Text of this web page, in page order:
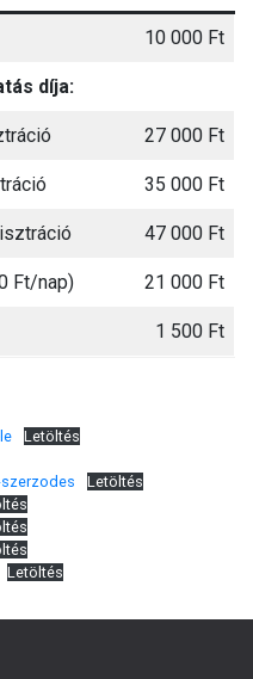
10 000 Ft
díja:
27 000 Ft
35 000 Ft
47 000 Ft
Ft/nap) 21 000 Ft
1 500 Ft
Letöltés
Letöltés
Letöltés